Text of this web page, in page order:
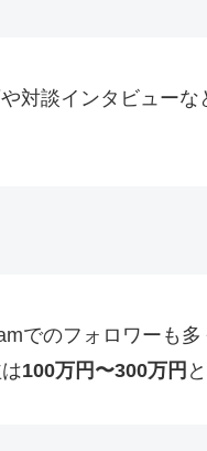
対談インタビュー
でのフォロワーも
100万円〜300万円